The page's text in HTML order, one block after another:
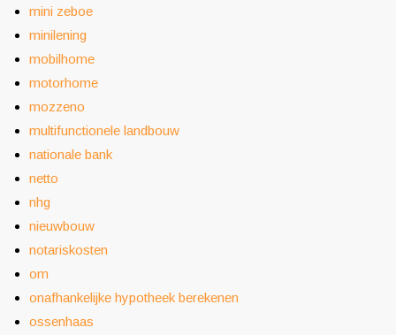
mini zeboe
minilening
mobilhome
motorhome
mozzeno
multifunctionele landbouw
nationale bank
netto
nhg
nieuwbouw
notariskosten
om
onafhankelijke hypotheek berekenen
ossenhaas